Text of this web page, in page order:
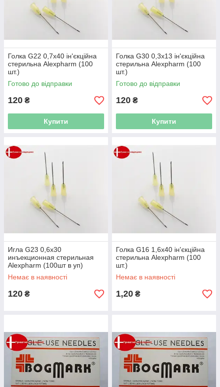
Голка G22 0,7x40 ін'єкційна
стерильна Alexpharm (100
шт.)
Готово до відправки
120 ₴
Купити
Голка G30 0,3x13 ін'єкційна
стерильна Alexpharm (100
шт.)
Готово до відправки
120 ₴
Купити
Игла G23 0,6x30
инъекционная стерильная
Alexpharm (100шт в уп)
Немає в наявності
120 ₴
Голка G16 1,6x40 ін'єкційна
стерильна Alexpharm (100
шт.)
Немає в наявності
1,20 ₴